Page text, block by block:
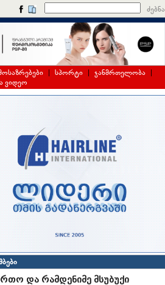
ძებნა
| სპორტი | ჯანმრთელობა |
ვიდეო
და რამდენიმე მსუბუქი